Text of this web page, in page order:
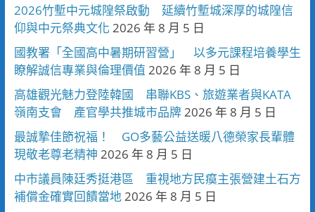
2026竹塹中元城隍祭啟動 延續竹塹城深厚的城隍信
仰與中元祭典文化 2026 年 8 月 5 日
國教署「全國高中暑期研習營」 以多元課程培養學生
瞭解誠信專業與倫理價值 2026 年 8 月 5 日
高雄觀光魅力登陸韓國 串聯KBS、旅遊業者與KATA
嶺南支會 產官學共推城市品牌2026 年 8 月 5 日
最誠摯佳節祝福！ GO多藝公益送暖八德榮家長輩體
現敬老尊老精神 2026 年 8 月 5 日
中市議員陳廷秀挺港區 重視地方民瘼主張營建土石方
補償金確實回饋當地2026 年 8 月 5 日